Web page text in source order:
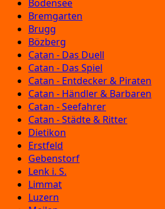
Bodensee
Bremgarten
Brugg
Bözberg
Catan - Das Duell
Catan - Das Spiel
Catan - Entdecker & Piraten
Catan - Händler & Barbaren
Catan - Seefahrer
Catan - Städte & Ritter
Dietikon
Erstfeld
Gebenstorf
Lenk i. S.
Limmat
Luzern